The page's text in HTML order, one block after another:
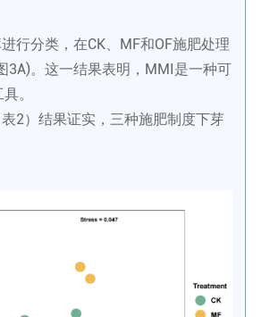
行分类，在CK、MF和OF施肥处理
3A)。这一结果表明，MMI是一种可
。
2）结果证实，三种施肥制度下芽